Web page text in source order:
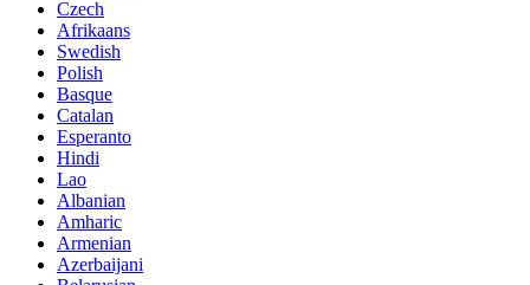
Czech
Afrikaans
Swedish
Polish
Basque
Catalan
Esperanto
Hindi
Lao
Albanian
Amharic
Armenian
Azerbaijani